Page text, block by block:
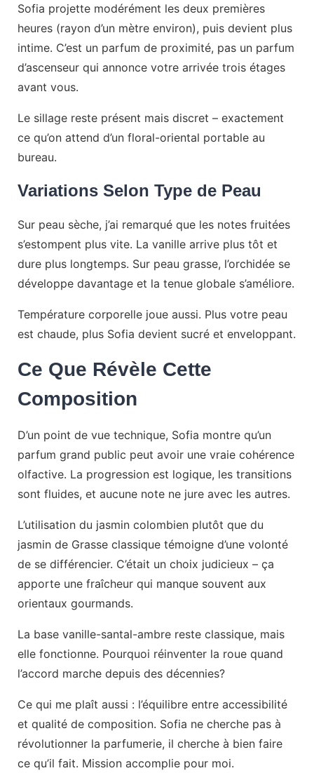
Sofia projette modérément les deux premières
heures (rayon d’un mètre environ), puis devient plus
intime. C’est un parfum de proximité, pas un parfum
d’ascenseur qui annonce votre arrivée trois étages
avant vous.
Le sillage reste présent mais discret – exactement
ce qu’on attend d’un floral-oriental portable au
bureau.
Variations Selon Type de Peau
Sur peau sèche, j’ai remarqué que les notes fruitées
s’estompent plus vite. La vanille arrive plus tôt et
dure plus longtemps. Sur peau grasse, l’orchidée se
développe davantage et la tenue globale s’améliore.
Température corporelle joue aussi. Plus votre peau
est chaude, plus Sofia devient sucré et enveloppant.
Ce Que Révèle Cette
Composition
D’un point de vue technique, Sofia montre qu’un
parfum grand public peut avoir une vraie cohérence
olfactive. La progression est logique, les transitions
sont fluides, et aucune note ne jure avec les autres.
L’utilisation du jasmin colombien plutôt que du
jasmin de Grasse classique témoigne d’une volonté
de se différencier. C’était un choix judicieux – ça
apporte une fraîcheur qui manque souvent aux
orientaux gourmands.
La base vanille-santal-ambre reste classique, mais
elle fonctionne. Pourquoi réinventer la roue quand
l’accord marche depuis des décennies?
Ce qui me plaît aussi : l’équilibre entre accessibilité
et qualité de composition. Sofia ne cherche pas à
révolutionner la parfumerie, il cherche à bien faire
ce qu’il fait. Mission accomplie pour moi.